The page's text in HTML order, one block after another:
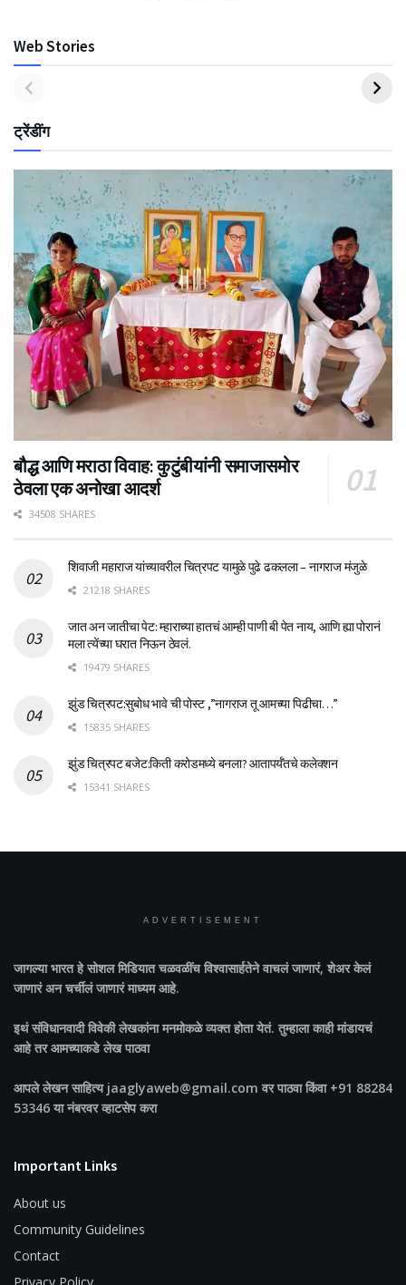
Web Stories
ट्रेंडींग
बौद्ध आणि मराठा विवाह: कुटुंबीयांनी समाजासमोर
ठेवला एक अनोखा आदर्श
34508 SHARES
शिवाजी महाराज यांच्यावरील चित्रपट यामुळे पुढे ढकलला – नागराज मंजुळे
21218 SHARES
जात अन जातीचा पेट: म्हाराच्या हातचं आम्ही पाणी बी पेत नाय, आणि ह्या पोरानं
मला त्येंच्या घरात निऊन ठेवलं.
19479 SHARES
झुंड चित्रपट:सुबोध भावे ची पोस्ट ,”नागराज तू आमच्या पिढीचा…”
15835 SHARES
झुंड चित्रपट बजेट:किती करोडमध्ये बनला? आतापर्यँतचे कलेक्शन
15341 SHARES
ADVERTISEMENT
जागल्या भारतहे सोशल मिडियात चळवळींच विश्वासार्हतेने वाचलं जाणारं, शेअर केलं
जाणारं अन चर्चीलं जाणारं माध्यम आहे.
इथं संविधानवादी विवेकी लेखकांना मनमोकळे व्यक्त होता येतं. तुम्हाला काही मांडायचं
आहे तर आमच्याकडे लेख पाठवा
आपले लेखन साहित्य jaaglyaweb@gmail.com वर पाठवा किंवा +91 88284
53346 या नंबरवर व्हाटसेप करा
Important Links
About us
Community Guidelines
Contact